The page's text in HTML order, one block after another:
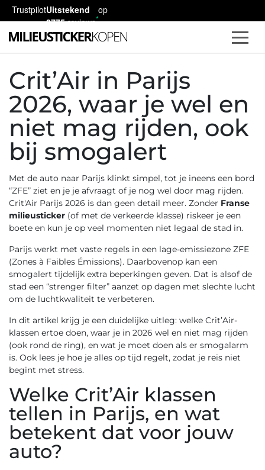
TrustpilotUitstekend
2775reviews
op
Crit’Air in Parijs
2026, waar je wel en
niet mag rijden, ook
bij smogalert
Met de auto naar Parijs klinkt simpel, tot je ineens een bord
“ZFE” ziet en je je afvraagt of je nog wel door mag rijden.
Crit'Air Parijs 2026 is dan geen detail meer. Zonder Franse
milieusticker (of met de verkeerde klasse) riskeer je een
boete en kun je op veel momenten niet legaal de stad in.
Parijs werkt met vaste regels in een lage-emissiezone ZFE
(Zones à Faibles Émissions). Daarbovenop kan een
smogalert tijdelijk extra beperkingen geven. Dat is alsof de
stad een “strenger filter” aanzet op dagen met slechte lucht
om de luchtkwaliteit te verbeteren.
In dit artikel krijg je een duidelijke uitleg: welke Crit’Air-
klassen ertoe doen, waar je in 2026 wel en niet mag rijden
(ook rond de ring), en wat je moet doen als er smogalarm
is. Ook lees je hoe je alles op tijd regelt, zodat je reis niet
begint met stress.
Welke Crit’Air klassen
tellen in Parijs, en wat
betekent dat voor jouw
auto?